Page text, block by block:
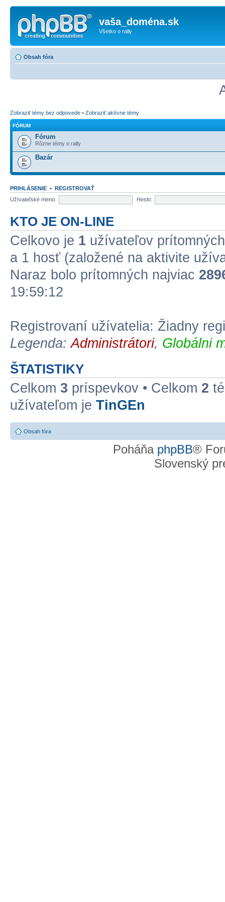
vaša_doména.sk
Všetko o rally
Obsah fóra
Zobraziť témy bez odpovede • Zobraziť aktívne témy
FÓRUM
Fórum
Rôzne témy o rally
Bazár
PRIHLÁSENIE • REGISTROVAŤ
Užívateľské meno:
Heslo:
KTO JE ON-LINE
Celkovo je 1 užívateľov
a 1 hosť (založené na aktivite
Naraz bolo prítomných najviac
19:59:12
Registrovaní užívatelia: Žiadny
Legenda:Administrátori, Globálni
ŠTATISTIKY
Celkom 3 príspevkov • Celkom 2
užívateľom je TinGEn
Obsah fóra
Poháňa phpBB®
Slovenský